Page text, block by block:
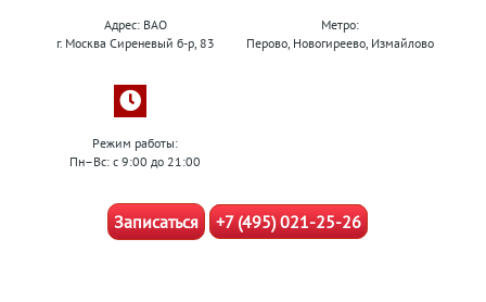
Адрес: ВАО
г. Москва Сиреневый б-р, 83
Метро:
Перово, Новогиреево, Измайлово
Режим работы:
Пн–Вс: с 9:00 до 21:00
Записаться +7 (495) 021-25-26